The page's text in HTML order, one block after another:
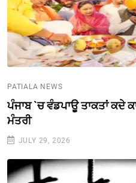
PATIALA NEWS
ਪੰਜਾਬ `ਚ ਵੰਡਪਾਊ ਤਾਕਤਾਂ ਕਦੇ
ਮੰਤਰੀ
JULY 29, 2026